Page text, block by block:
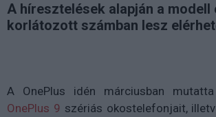
A híresztelések alapján a modell
korlátozott számban lesz
A OnePlus idén márciusban
OnePlus 9 szériás okostelefonjait,